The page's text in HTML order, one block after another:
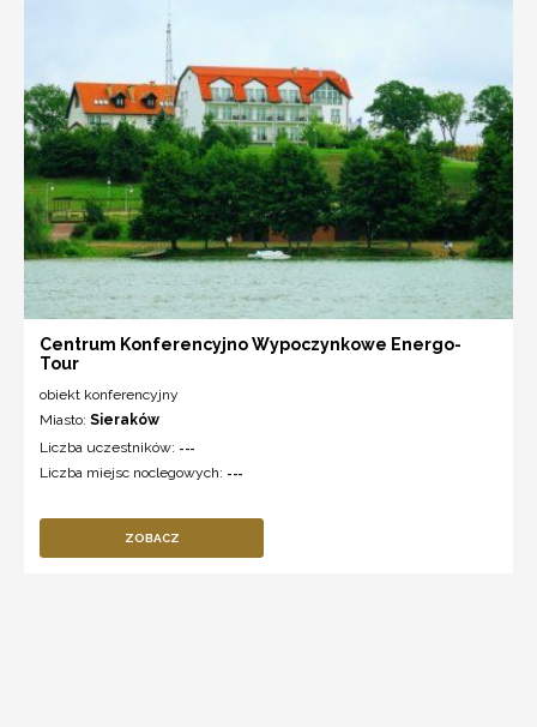
Centrum Konferencyjno Wypoczynkowe Energo-
Tour
obiekt konferencyjny
Miasto: Sieraków
Liczba uczestników: ---
Liczba miejsc noclegowych: ---
ZOBACZ